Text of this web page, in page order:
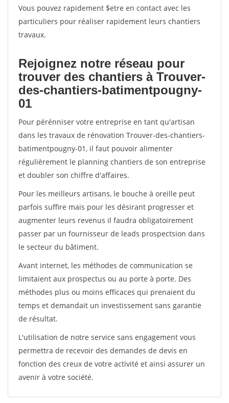
Vous pouvez rapidement $etre en contact avec les
particuliers pour réaliser rapidement leurs chantiers
travaux.
Rejoignez notre réseau pour
trouver des chantiers à Trouver-
des-chantiers-batimentpougny-
01
Pour pérénniser votre entreprise en tant qu'artisan
dans les travaux de rénovation Trouver-des-chantiers-
batimentpougny-01, il faut pouvoir alimenter
régulièrement le planning chantiers de son entreprise
et doubler son chiffre d'affaires.
Pour les meilleurs artisans, le bouche à oreille peut
parfois suffire mais pour les désirant progresser et
augmenter leurs revenus il faudra obligatoirement
passer par un fournisseur de leads prospectsion dans
le secteur du bâtiment.
Avant internet, les méthodes de communication se
limitaient aux prospectus ou au porte à porte. Des
méthodes plus ou moins efficaces qui prenaient du
temps et demandait un investissement sans garantie
de résultat.
L'utilisation de notre service sans engagement vous
permettra de recevoir des demandes de devis en
fonction des creux de votre activité et ainsi assurer un
avenir à votre société.